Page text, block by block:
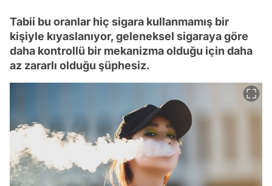
Tabii bu oranlar hiç sigara kullanmamış bir
kişiyle kıyaslanıyor, geleneksel sigaraya göre
daha kontrollü bir mekanizma olduğu için daha
az zararlı olduğu şüphesiz.